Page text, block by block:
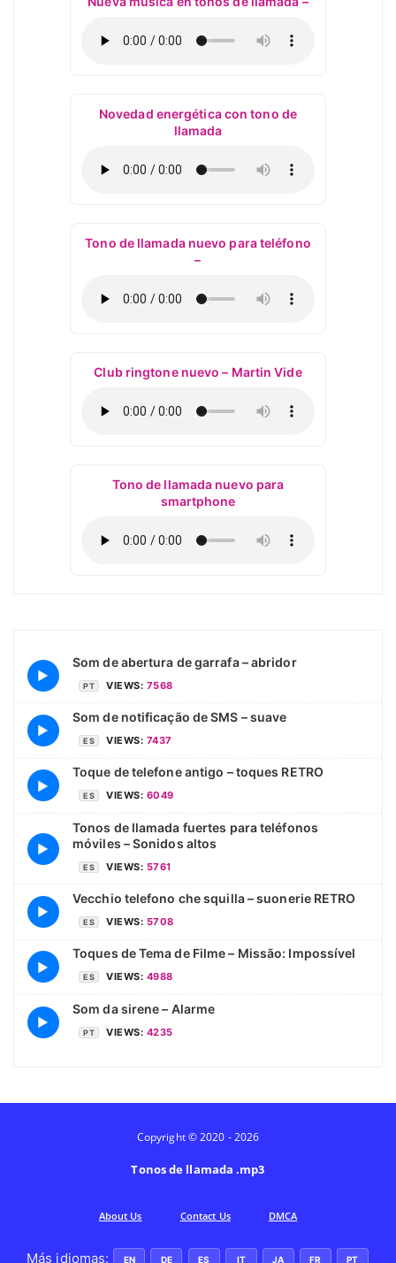
Novedad energética con tono de
llamada
Tono de llamada nuevo para teléfono
–
Club ringtone nuevo – Martin Vide
Tono de llamada nuevo para
smartphone
▶
Som de abertura de garrafa – abridor
PT VIEWS: 7568
▶
Som de notificação de SMS – suave
ES VIEWS: 7437
▶
Toque de telefone antigo – toques RETRO
ES VIEWS: 6049
▶
Tonos de llamada fuertes para teléfonos
móviles – Sonidos altos
ES VIEWS: 5761
▶
Vecchio telefono che squilla – suonerie RETRO
ES VIEWS: 5708
▶
Toques de Tema de Filme – Missão: Impossível
ES VIEWS: 4988
▶
Som da sirene – Alarme
PT VIEWS: 4235
Copyright © 2020 - 2026
Tonos de llamada .mp3
Аbout Us Contact Us DMCA
Más idiomas: EN DE ES IT JA FR PT